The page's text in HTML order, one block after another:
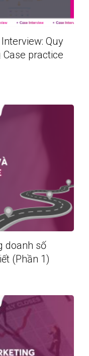
Quy
practice
doanh số
(Phần 1)